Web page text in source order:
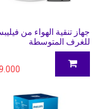
جهاز تنقية الهواء من
للغرف المتوسطة